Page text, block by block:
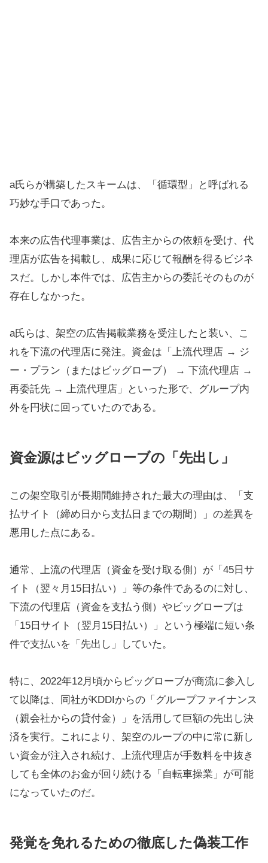
a氏らが構築したスキームは、「循環型」と呼ばれる
巧妙な手口であった。
本来の広告代理事業は、広告主からの依頼を受け、代
理店が広告を掲載し、成果に応じて報酬を得るビジネ
スだ。しかし本件では、広告主からの委託そのものが
存在しなかった。
a氏らは、架空の広告掲載業務を受注したと装い、こ
れを下流の代理店に発注。資金は「上流代理店 → ジ
ー・プラン（またはビッグローブ） → 下流代理店 →
再委託先 → 上流代理店」といった形で、グループ内
外を円状に回っていたのである。
資金源はビッグローブの「先出し」
この架空取引が長期間維持された最大の理由は、「支
払サイト（締め日から支払日までの期間）」の差異を
悪用した点にある。
通常、上流の代理店（資金を受け取る側）が「45日サ
イト（翌々月15日払い）」等の条件であるのに対し、
下流の代理店（資金を支払う側）やビッグローブは
「15日サイト（翌月15日払い）」という極端に短い条
件で支払いを「先出し」していた。
特に、2022年12月頃からビッグローブが商流に参入し
て以降は、同社がKDDIからの「グループファイナンス
（親会社からの貸付金）」を活用して巨額の先出し決
済を実行。これにより、架空のループの中に常に新し
い資金が注入され続け、上流代理店が手数料を中抜き
しても全体のお金が回り続ける「自転車操業」が可能
になっていたのだ。
発覚を免れるための徹底した偽装工作